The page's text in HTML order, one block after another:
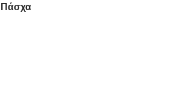
Πάσχα